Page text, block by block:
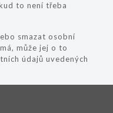
to není třeba
smazat osobní
může jej o to
údajů uvedených